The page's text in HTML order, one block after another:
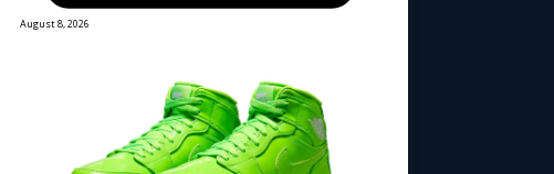
August 8, 2026